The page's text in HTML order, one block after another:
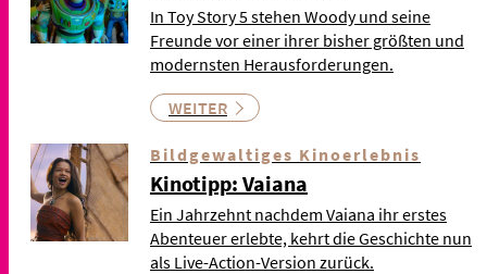
In Toy Story 5 stehen Woody und seine
Freunde vor einer ihrer bisher größten und
modernsten Herausforderungen.
WEITER
Bildgewaltiges Kinoerlebnis
Kinotipp: Vaiana
Ein Jahrzehnt nachdem Vaiana ihr erstes
Abenteuer erlebte, kehrt die Geschichte nun
als Live-Action-Version zurück.